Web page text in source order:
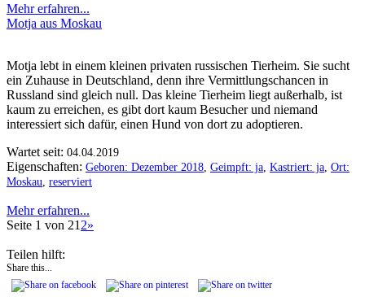
Mehr erfahren...
Motja aus Moskau
Motja lebt in einem kleinen privaten russischen Tierheim. Sie sucht
ein Zuhause in Deutschland, denn ihre Vermittlungschancen in
Russland sind gleich null. Das kleine Tierheim liegt außerhalb, ist
kaum zu erreichen, es gibt dort kaum Besucher und niemand
interessiert sich dafür, einen Hund von dort zu adoptieren.
Wartet seit: 04.04.2019
Eigenschaften: Geboren: Dezember 2018 Geimpft: ja Kastriert: ja Ort:
Moskau reserviert
Mehr erfahren...
Seite 1 von 21 2»
Teilen hilft:
Share this...